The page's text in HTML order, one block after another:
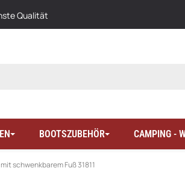
Qualität
BOOTSZUBEHÖR CAMPING -
schwenkbarem Fuß 31811